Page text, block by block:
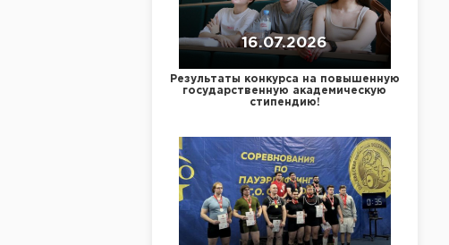
16.07.2026
Результаты конкурса на повышенную
государственную академическую
стипендию!